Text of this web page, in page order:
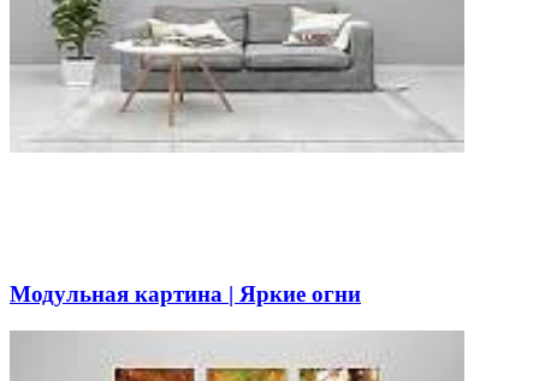
Модульная картина | Яркие огни